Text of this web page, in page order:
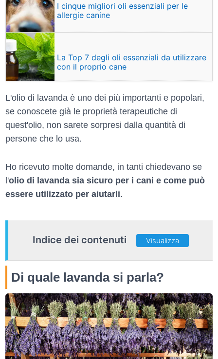
I cinque migliori oli essenziali per le
allergie canine
La Top 7 degli oli essenziali da utilizzare
con il proprio cane
L'olio di lavanda è uno dei più importanti e popolari,
se conoscete già le proprietà terapeutiche di
quest'olio, non sarete sorpresi dalla quantità di
persone che lo usa.
Ho ricevuto molte domande, in tanti chiedevano se
l'olio di lavanda sia sicuro per i cani e come può
essere utilizzato per aiutarli.
Indice dei contenuti Visualizza
Di quale lavanda si parla?